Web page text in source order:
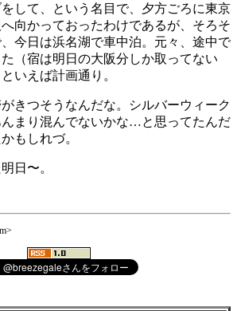
して、という名目で、夕方ごろに東京
向かっておったわけであるが、そろそ
今日は浜名湖で車中泊。元々、途中で
（宿は明日の大阪分しか取ってない
いえば計画通り。
きつそうなんだな。シルバーウィーク
んまり混んでないかな…と思ってたんだ
もしれづ。
日〜。